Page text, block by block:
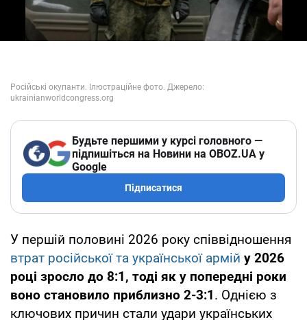
Будьте першими у курсі головного —
підпишіться на Новини на OBOZ.UA у
Google
Підписатися
У першій половині 2026 року співвідношення
втрат російської та української армій у 2026
році зросло до 8:1, тоді як у попередні роки
воно становило приблизно 2-3:1. Однією з
ключових причин стали удари українських